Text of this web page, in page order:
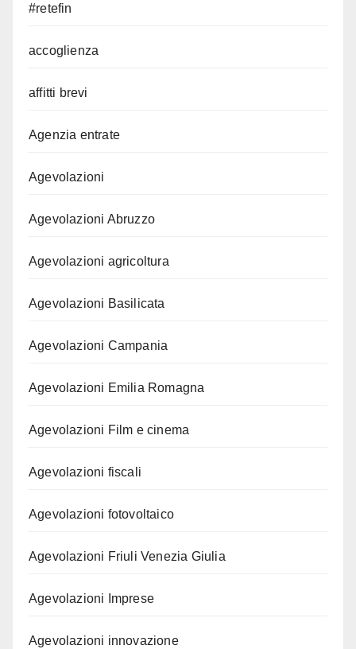
#retefin
accoglienza
affitti brevi
Agenzia entrate
Agevolazioni
Agevolazioni Abruzzo
Agevolazioni agricoltura
Agevolazioni Basilicata
Agevolazioni Campania
Agevolazioni Emilia Romagna
Agevolazioni Film e cinema
Agevolazioni fiscali
Agevolazioni fotovoltaico
Agevolazioni Friuli Venezia Giulia
Agevolazioni Imprese
Agevolazioni innovazione